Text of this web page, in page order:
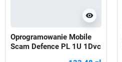
visibility
Oprogramowanie Mobile
Scam Defence PL 1U 1Dvc